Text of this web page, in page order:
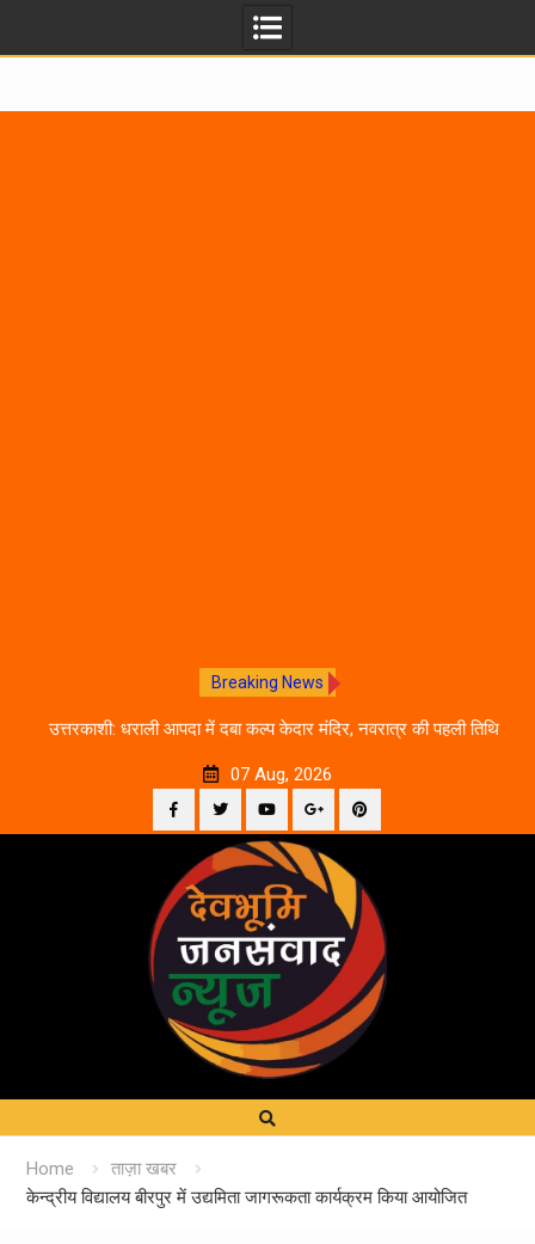
Breaking News
उत्तरकाशी: धराली आपदा में दबा कल्प केदार मंदिर, नवरात्र की पहली तिथि
07 Aug, 2026
Facebook
TwitterYouTubePlus
Google
Home
ताज़ा खबर
केन्द्रीय विद्यालय बीरपुर में उद्यमिता जागरूकता कार्यक्रम किया आयोजित